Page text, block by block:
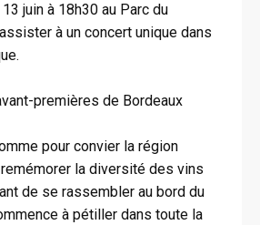
juin à 18h30 au Parc du
à un concert unique dans
premières de Bordeaux
pour convier la région
la diversité des vins
de se rassembler au bord du
à pétiller dans toute la